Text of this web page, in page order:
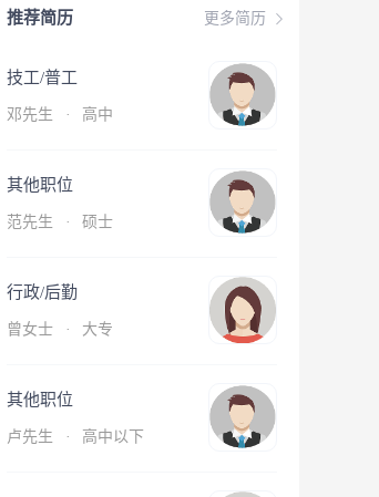
更多简历
推荐简历
技工/普工
邓先生 · 高中
其他职位
范先生 · 硕士
行政/后勤
曾女士 · 大专
其他职位
卢先生 · 高中以下